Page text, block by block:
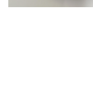
СМИ о нас